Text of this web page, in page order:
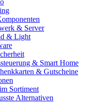
& Server
& Light
& Smart Home
& Gutscheine
Sortiment
Alternativen